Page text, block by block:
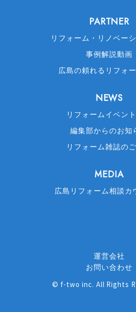
PARTNER
リフォーム・リノベー
事例解説動画
広島の頼れるリフォ
NEWS
リフォームイベン
編集部からのお知
リフォーム雑誌の
MEDIA
広島リフォーム相談カ
運営会社
お問い合わせ
©f-two inc. All Rights